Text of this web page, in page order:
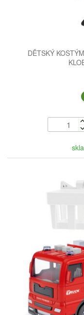
DĚTSKÝ